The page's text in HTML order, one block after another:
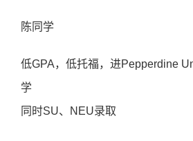
陈同学
低GPA，低托福，进Pepperdine
学
同时SU、NEU录取